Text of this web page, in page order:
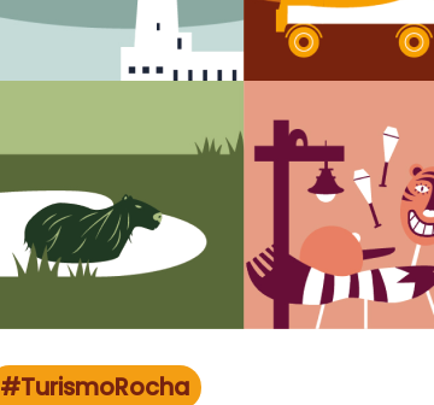
#TurismoRocha